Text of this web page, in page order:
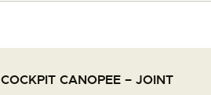
LE
COCKPIT CANOPEE – JOINT